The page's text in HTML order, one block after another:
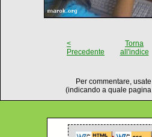
<
Precedente
Torna
all'indice
Per commentare, usate
(indicando a quale